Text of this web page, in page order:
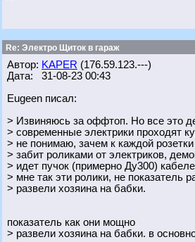
Re: Электро Щиток в гараж
Автор: KAPER (176.59.123.---)
Дата: 31-08-23 00:43
Eugeen писал:
> Извиняюсь за оффтоп. Но все это
> современные электрики проходят
> не понимаю, зачем к каждой
> забит роликами от электриков,
> идет пучок (примерно Ду300)
> мне так эти ролики, не показатель
> развели хозяина на бабки.
показатель как они мощно
> развели хозяина на бабки. в